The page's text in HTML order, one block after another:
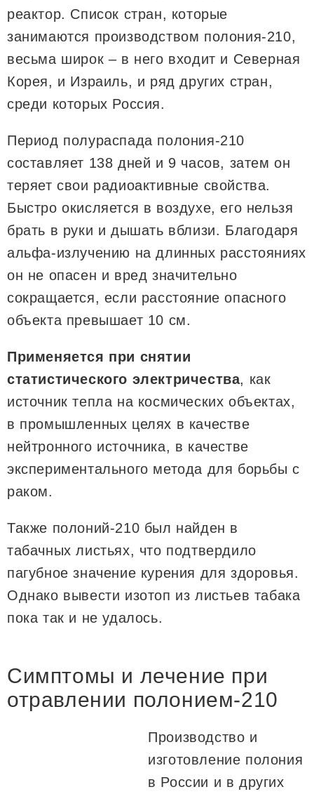
реактор. Список стран, которые
занимаются производством полония-210,
весьма широк – в него входит и Северная
Корея, и Израиль, и ряд других стран,
среди которых Россия.
Период полураспада полония-210
составляет 138 дней и 9 часов, затем он
теряет свои радиоактивные свойства.
Быстро окисляется в воздухе, его нельзя
брать в руки и дышать вблизи. Благодаря
альфа-излучению на длинных расстояниях
он не опасен и вред значительно
сокращается, если расстояние опасного
объекта превышает 10 см.
Применяется при снятии
статистического электричества, как
источник тепла на космических объектах,
в промышленных целях в качестве
нейтронного источника, в качестве
экспериментального метода для борьбы с
раком.
Также полоний-210 был найден в
табачных листьях, что подтвердило
пагубное значение курения для здоровья.
Однако вывести изотоп из листьев табака
пока так и не удалось.
Симптомы и лечение при
отравлении полонием-210
Производство и
изготовление полония
в России и в других